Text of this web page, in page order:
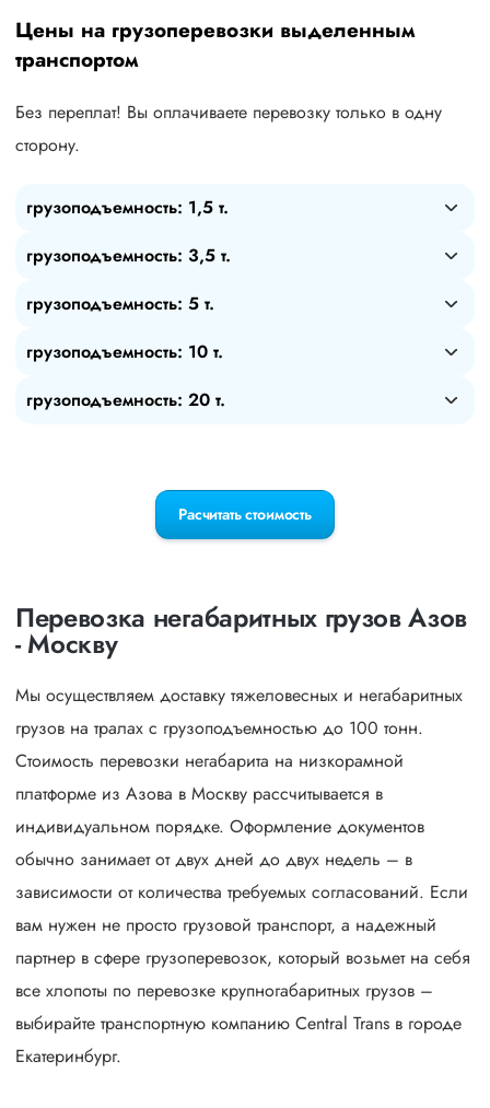
Цены на грузоперевозки выделенным
транспортом
Без переплат! Вы оплачиваете перевозку только в одну
сторону.
грузоподъемность: 1,5 т.
грузоподъемность: 3,5 т.
грузоподъемность: 5 т.
грузоподъемность: 10 т.
грузоподъемность: 20 т.
Расчитать стоимость
Перевозка негабаритных грузов Азов
- Москву
Мы осуществляем доставку тяжеловесных и негабаритных
грузов на тралах с грузоподъемностью до 100 тонн.
Стоимость перевозки негабарита на низкорамной
платформе из Азова в Москву рассчитывается в
индивидуальном порядке. Оформление документов
обычно занимает от двух дней до двух недель – в
зависимости от количества требуемых согласований. Если
вам нужен не просто грузовой транспорт, а надежный
партнер в сфере грузоперевозок, который возьмет на себя
все хлопоты по перевозке крупногабаритных грузов –
выбирайте транспортную компанию Central Trans в городе
Екатеринбург.